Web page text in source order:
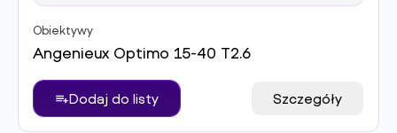
Obiektywy
Angenieux Optimo 15-40 T2.6
Dodaj do listy Szczegóły